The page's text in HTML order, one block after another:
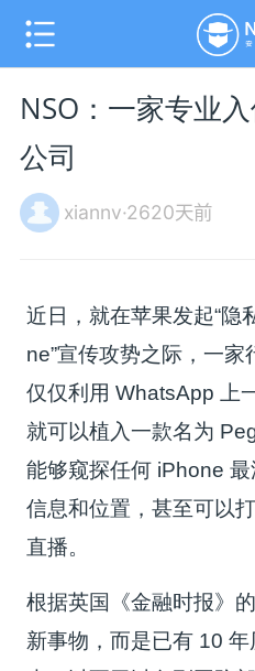
NSO：一家专业
公司
xiannv·2620天前
近日，就在苹果发起“隐
ne”宣传攻势之际，一家
仅仅利用 WhatsApp 上
就可以植入一款名为
能够窥探任何 iPhone
信息和位置，甚至可以
直播。
根据英国《金融时报》
新事物，而是已有 10